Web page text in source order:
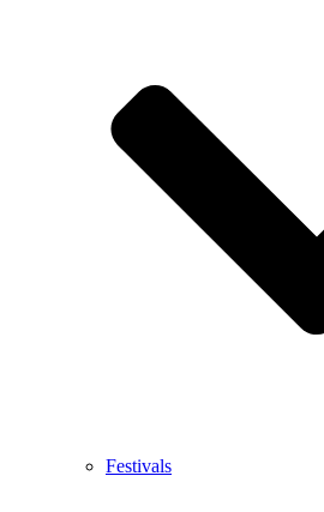
Festivals